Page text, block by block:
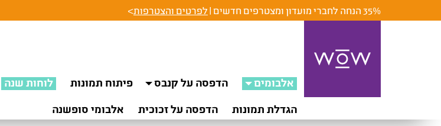
35% הנחה לחברי מועדון ומצטרפים חדשים | לפרטים והצטרפות>
אלבומים הדפסה על קנבס פיתוח תמונות לוחות שנה
הגדלת תמונות
הדפסה על זכוכית אלבומי סופשנה